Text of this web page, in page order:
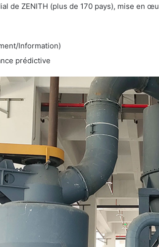
de ZENITH (plus de 170 pays), mise en
Information)
prédictive